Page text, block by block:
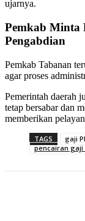
ujarnya.
Pemkab Minta
Pengabdian
Pemkab Tabanan
agar proses
Pemerintah daerah
tetap bersabar dan
memberikan
TAGS gaji
pencairan gaji